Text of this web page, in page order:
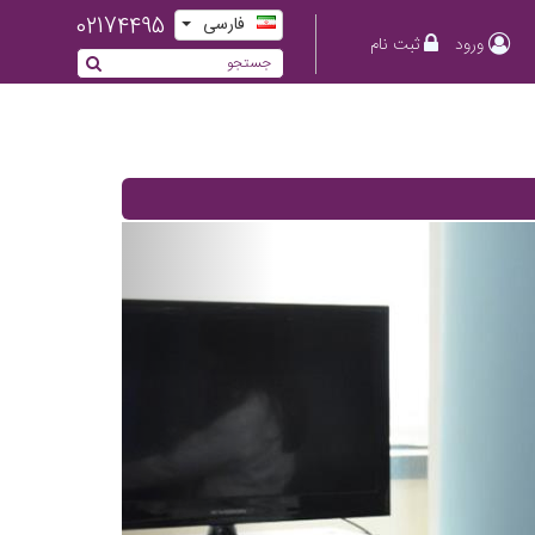
ورود ثبت نام
فارسی 02174495